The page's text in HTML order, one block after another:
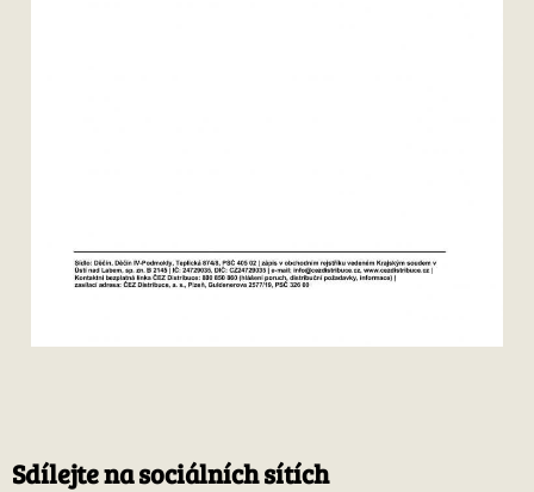
Sdílejte na sociálních sítích